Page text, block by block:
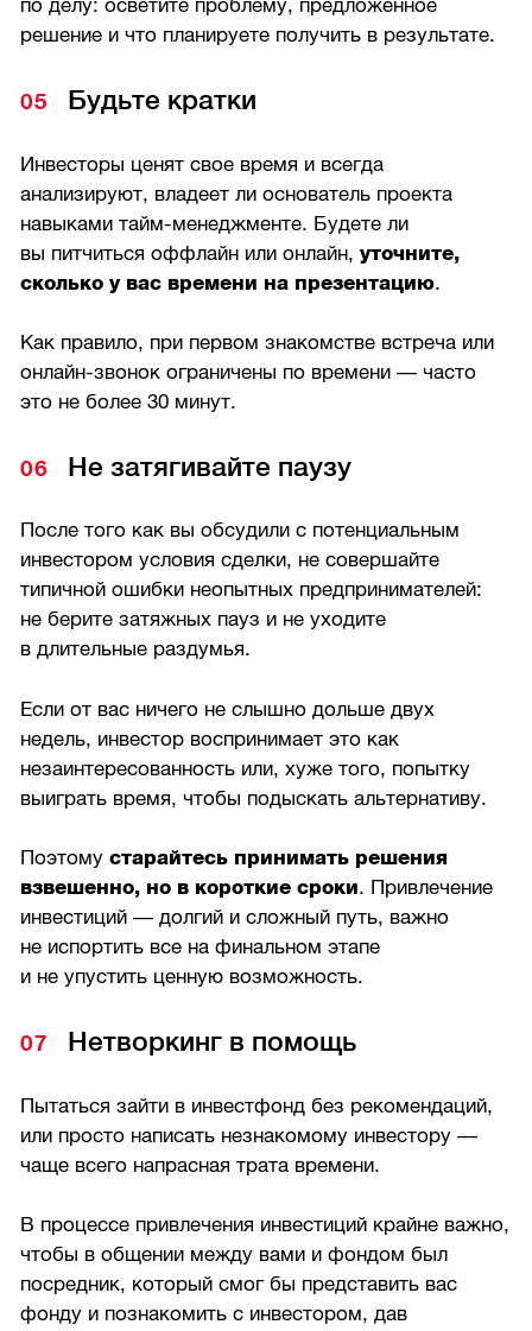
по делу: осветите проблему, предложенное
решение и что планируете получить в результате.
Будьте кратки
Инвесторы ценят свое время и всегда
анализируют, владеет ли основатель проекта
навыками тайм-менеджменте. Будете ли
вы питчиться оффлайн или онлайн,уточните,
сколько у вас времени на презентацию.
Как правило, при первом знакомстве встреча или
онлайн-звонок ограничены по времени — часто
это не более 30 минут.
Не затягивайте паузу
После того как вы обсудили с потенциальным
инвестором условия сделки, не совершайте
типичной ошибки неопытных предпринимателей:
не берите затяжных пауз и не уходите
в длительные раздумья.
Если от вас ничего не слышно дольше двух
недель, инвестор воспринимает это как
незаинтересованность или, хуже того, попытку
выиграть время, чтобы подыскать альтернативу.
Поэтомустарайтесь принимать решения
взвешенно, но в короткие сроки. Привлечение
инвестиций — долгий и сложный путь, важно
не испортить все на финальном этапе
и не упустить ценную возможность.
Нетворкинг в помощь
Пытаться зайти в инвестфонд без рекомендаций,
или просто написать незнакомому инвестору —
чаще всего напрасная трата времени.
В процессе привлечения инвестиций крайне важно,
чтобы в общении между вами и фондом был
посредник, который смог бы представить вас
фонду и познакомить с инвестором, дав